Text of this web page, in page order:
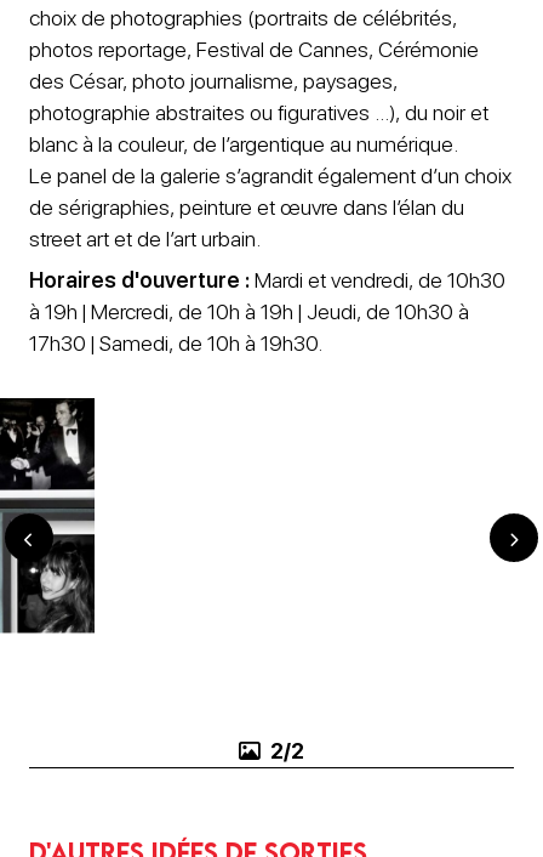
choix de photographies (portraits de célébrités,
photos reportage, Festival de Cannes, Cérémonie
des César, photo journalisme, paysages,
photographie abstraites ou figuratives …), du noir et
blanc à la couleur, de l’argentique au numérique.
Le panel de la galerie s’agrandit également d’un choix
de sérigraphies, peinture et œuvre dans l’élan du
street art et de l’art urbain.
Horaires d'ouverture :Mardi et vendredi, de 10h30
à 19h | Mercredi, de 10h à 19h | Jeudi, de 10h30 à
17h30 | Samedi, de 10h à 19h30.
1/2